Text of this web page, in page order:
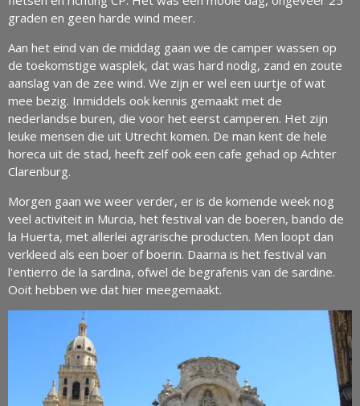
graden en geen harde wind meer.
Aan het eind van de middag gaan we de camper wassen op
de toekomstige wasplek, dat was hard nodig, zand en zoute
aanslag van de zee wind. We zijn er wel een uurtje of wat
mee bezig. Inmiddels ook kennis gemaakt met de
nederlandse buren, die voor het eerst camperen. Het zijn
leuke mensen die uit Utrecht komen. De man kent de hele
horeca uit de stad, heeft zelf ook een cafe gehad op Achter
Clarenburg.
Morgen gaan we weer verder, er is de komende week nog
veel activiteit in Murcia, het festival van de boeren, bando de
la Huerta, met allerlei agrarische producten. Men loopt dan
verkleed als een boer of boerin. Daarna is het festival van
l'entierro de la sardina, ofwel de begrafenis van de sardine.
Ooit hebben we dat hier meegemaakt.